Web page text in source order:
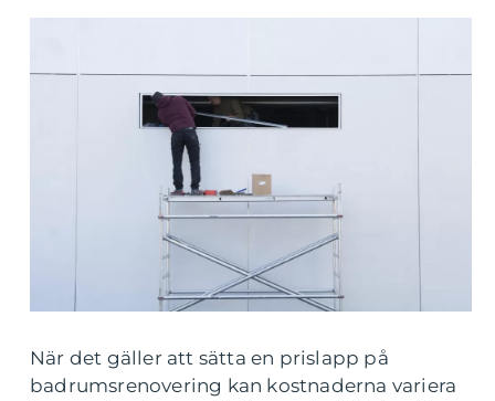
När det gäller att sätta en prislapp på
badrumsrenovering kan kostnaderna variera